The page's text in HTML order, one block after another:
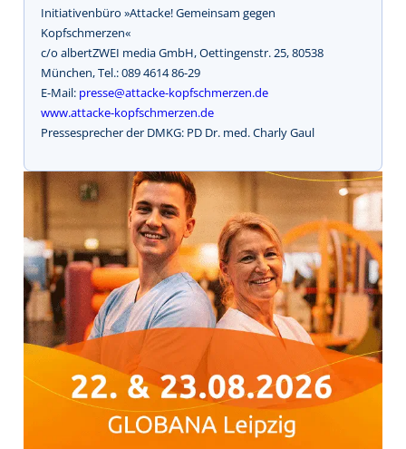
Initiativenbüro »Attacke! Gemeinsam gegen
Kopfschmerzen«
c/o albertZWEI media GmbH, Oettingenstr. 25, 80538
München, Tel.: 089 4614 86-29
E-Mail: presse@attacke-kopfschmerzen.de
www.attacke-kopfschmerzen.de
Pressesprecher der DMKG: PD Dr. med. Charly Gaul